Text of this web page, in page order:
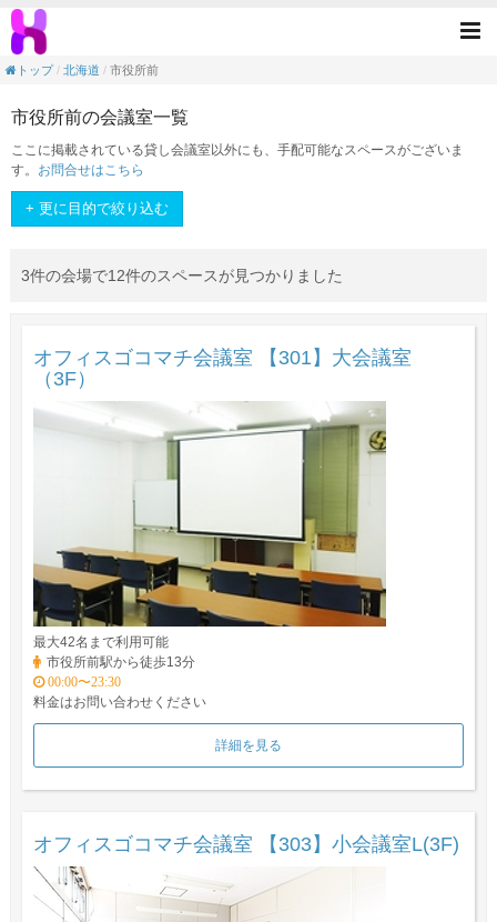
<素敵なスペースを手元に>！1分でできる
トップ
北海道 市役所前
市役所前の会議室一覧
ここに掲載されている貸し会議室以外にも、手配可能なスペースがございま
す。 お問合せはこちら
+ 更に目的で絞り込む
3件の会場で12件のスペースが見つかりました
オフィスゴコマチ会議室 【301】大会議室
（3F）
最大42名まで利用可能
市役所前駅から徒歩13分
00:00〜23:30
料金はお問い合わせください
詳細を見る
オフィスゴコマチ会議室 【303】小会議室L(3F)